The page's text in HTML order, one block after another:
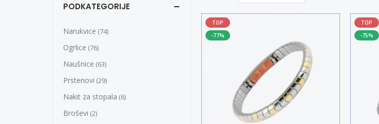
TOP
-77%
TOP
-75%
PODKATEGORIJE
Narukvice (74)
Ogrlice (76)
Naušnice (63)
Prstenovi (29)
Nakit za stopala (6)
Broševi (2)